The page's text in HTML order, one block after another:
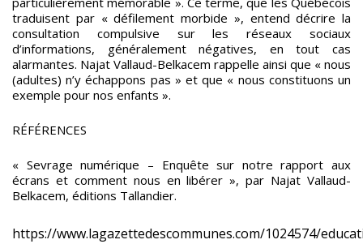
traduisent par « défilement morbide », entend décrire la
consultation compulsive sur les réseaux sociaux
d’informations, généralement négatives, en tout cas
alarmantes. Najat Vallaud-Belkacem rappelle ainsi que « nous
(adultes) n’y échappons pas » et que « nous constituons un
exemple pour nos enfants ».
RÉFÉRENCES
« Sevrage numérique – Enquête sur notre rapport aux
écrans et comment nous en libérer », par Najat Vallaud-
Belkacem, éditions Tallandier.
https://www.lagazettedescommunes.com/1024574/